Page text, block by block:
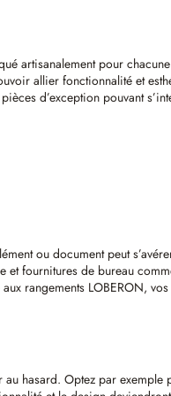
artisanalement pour
allier fonctionnalité et
d’exception pouvant
ou document peut
fournitures de bureau
rangements LOBERON,
hasard. Optez par